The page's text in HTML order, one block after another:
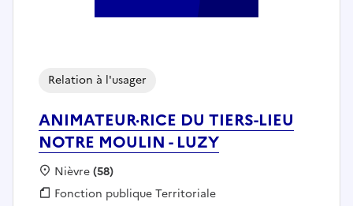
ANIMATEUR·RICE DU TIERS-LIEU
NOTRE MOULIN - LUZY
Relation à l'usager
Localisation :
Nièvre(58)
Fonction publique :
Fonction publique Territoriale